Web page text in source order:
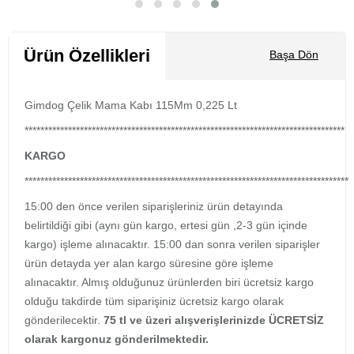
Ürün Özellikleri Başa Dön
Gimdog Çelik Mama Kabı 115Mm 0,225 Lt
*********************************************************************************
KARGO
**********************************************************************************
15:00 den önce verilen siparişleriniz ürün detayında
belirtildiği gibi (aynı gün kargo, ertesi gün ,2-3 gün içinde
kargo) işleme alınacaktır. 15:00 dan sonra verilen siparişler
ürün detayda yer alan kargo süresine göre işleme
alınacaktır. Almış olduğunuz ürünlerden biri ücretsiz kargo
olduğu takdirde tüm siparişiniz ücretsiz kargo olarak
gönderilecektir. 75 tl ve üzeri alışverişlerinizde ÜCRETSİZ
olarak kargonuz gönderilmektedir.